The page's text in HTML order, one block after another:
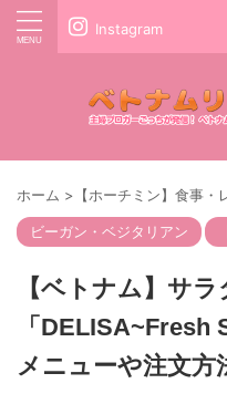
Instagram
ホーム > 【ホーチミン】食事・
ビーガン・ベジタリアン
【ベトナム】サ
「
メニューや注文方